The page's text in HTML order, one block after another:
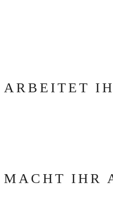
ARBEITET
MACHT IHR